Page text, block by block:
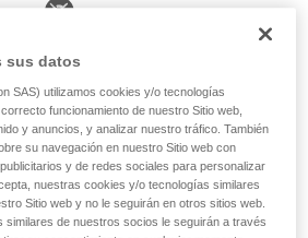
sus datos
SAS) utilizamos cookies y/o tecnologías
funcionamiento de nuestro Sitio web,
y anuncios, y analizar nuestro tráfico. También
su navegación en nuestro Sitio web con
y de redes sociales para personalizar
nuestras cookies y/o tecnologías similares
Sitio web y no le seguirán en otros sitios web.
similares de nuestros socios le seguirán a través